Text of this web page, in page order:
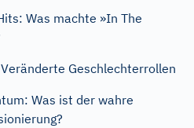
Was machte »In The
Geschlechterrollen
Was ist der wahre